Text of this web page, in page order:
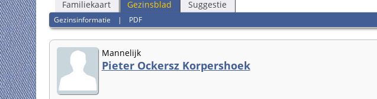
Familiekaart Gezinsblad Suggestie
Gezinsinformatie | PDF
Mannelijk
Pieter Ockersz Korpershoek